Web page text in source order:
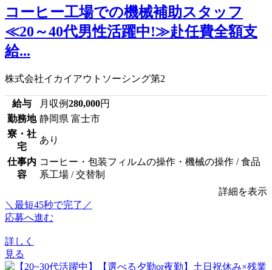
コーヒー工場での機械補助スタッフ
≪20～40代男性活躍中!≫赴任費全額支
給...
株式会社イカイアウトソーシング第2
給与 月収例280,000円
勤務地 静岡県 富士市
寮・社
宅
あり
仕事内
容
コーヒー・包装フィルムの操作・機械の操作 / 食品
系工場 / 交替制
詳細を表示
＼最短45秒で完了／
応募へ進む
詳しく
見る